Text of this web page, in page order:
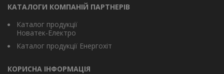
КАТАЛОГИ КОМПАНІЙ ПАРТНЕРІВ
Каталог продукції
Новатек-Електро
Каталог продукції Енергохіт
КОРИСНА ІНФОРМАЦІЯ